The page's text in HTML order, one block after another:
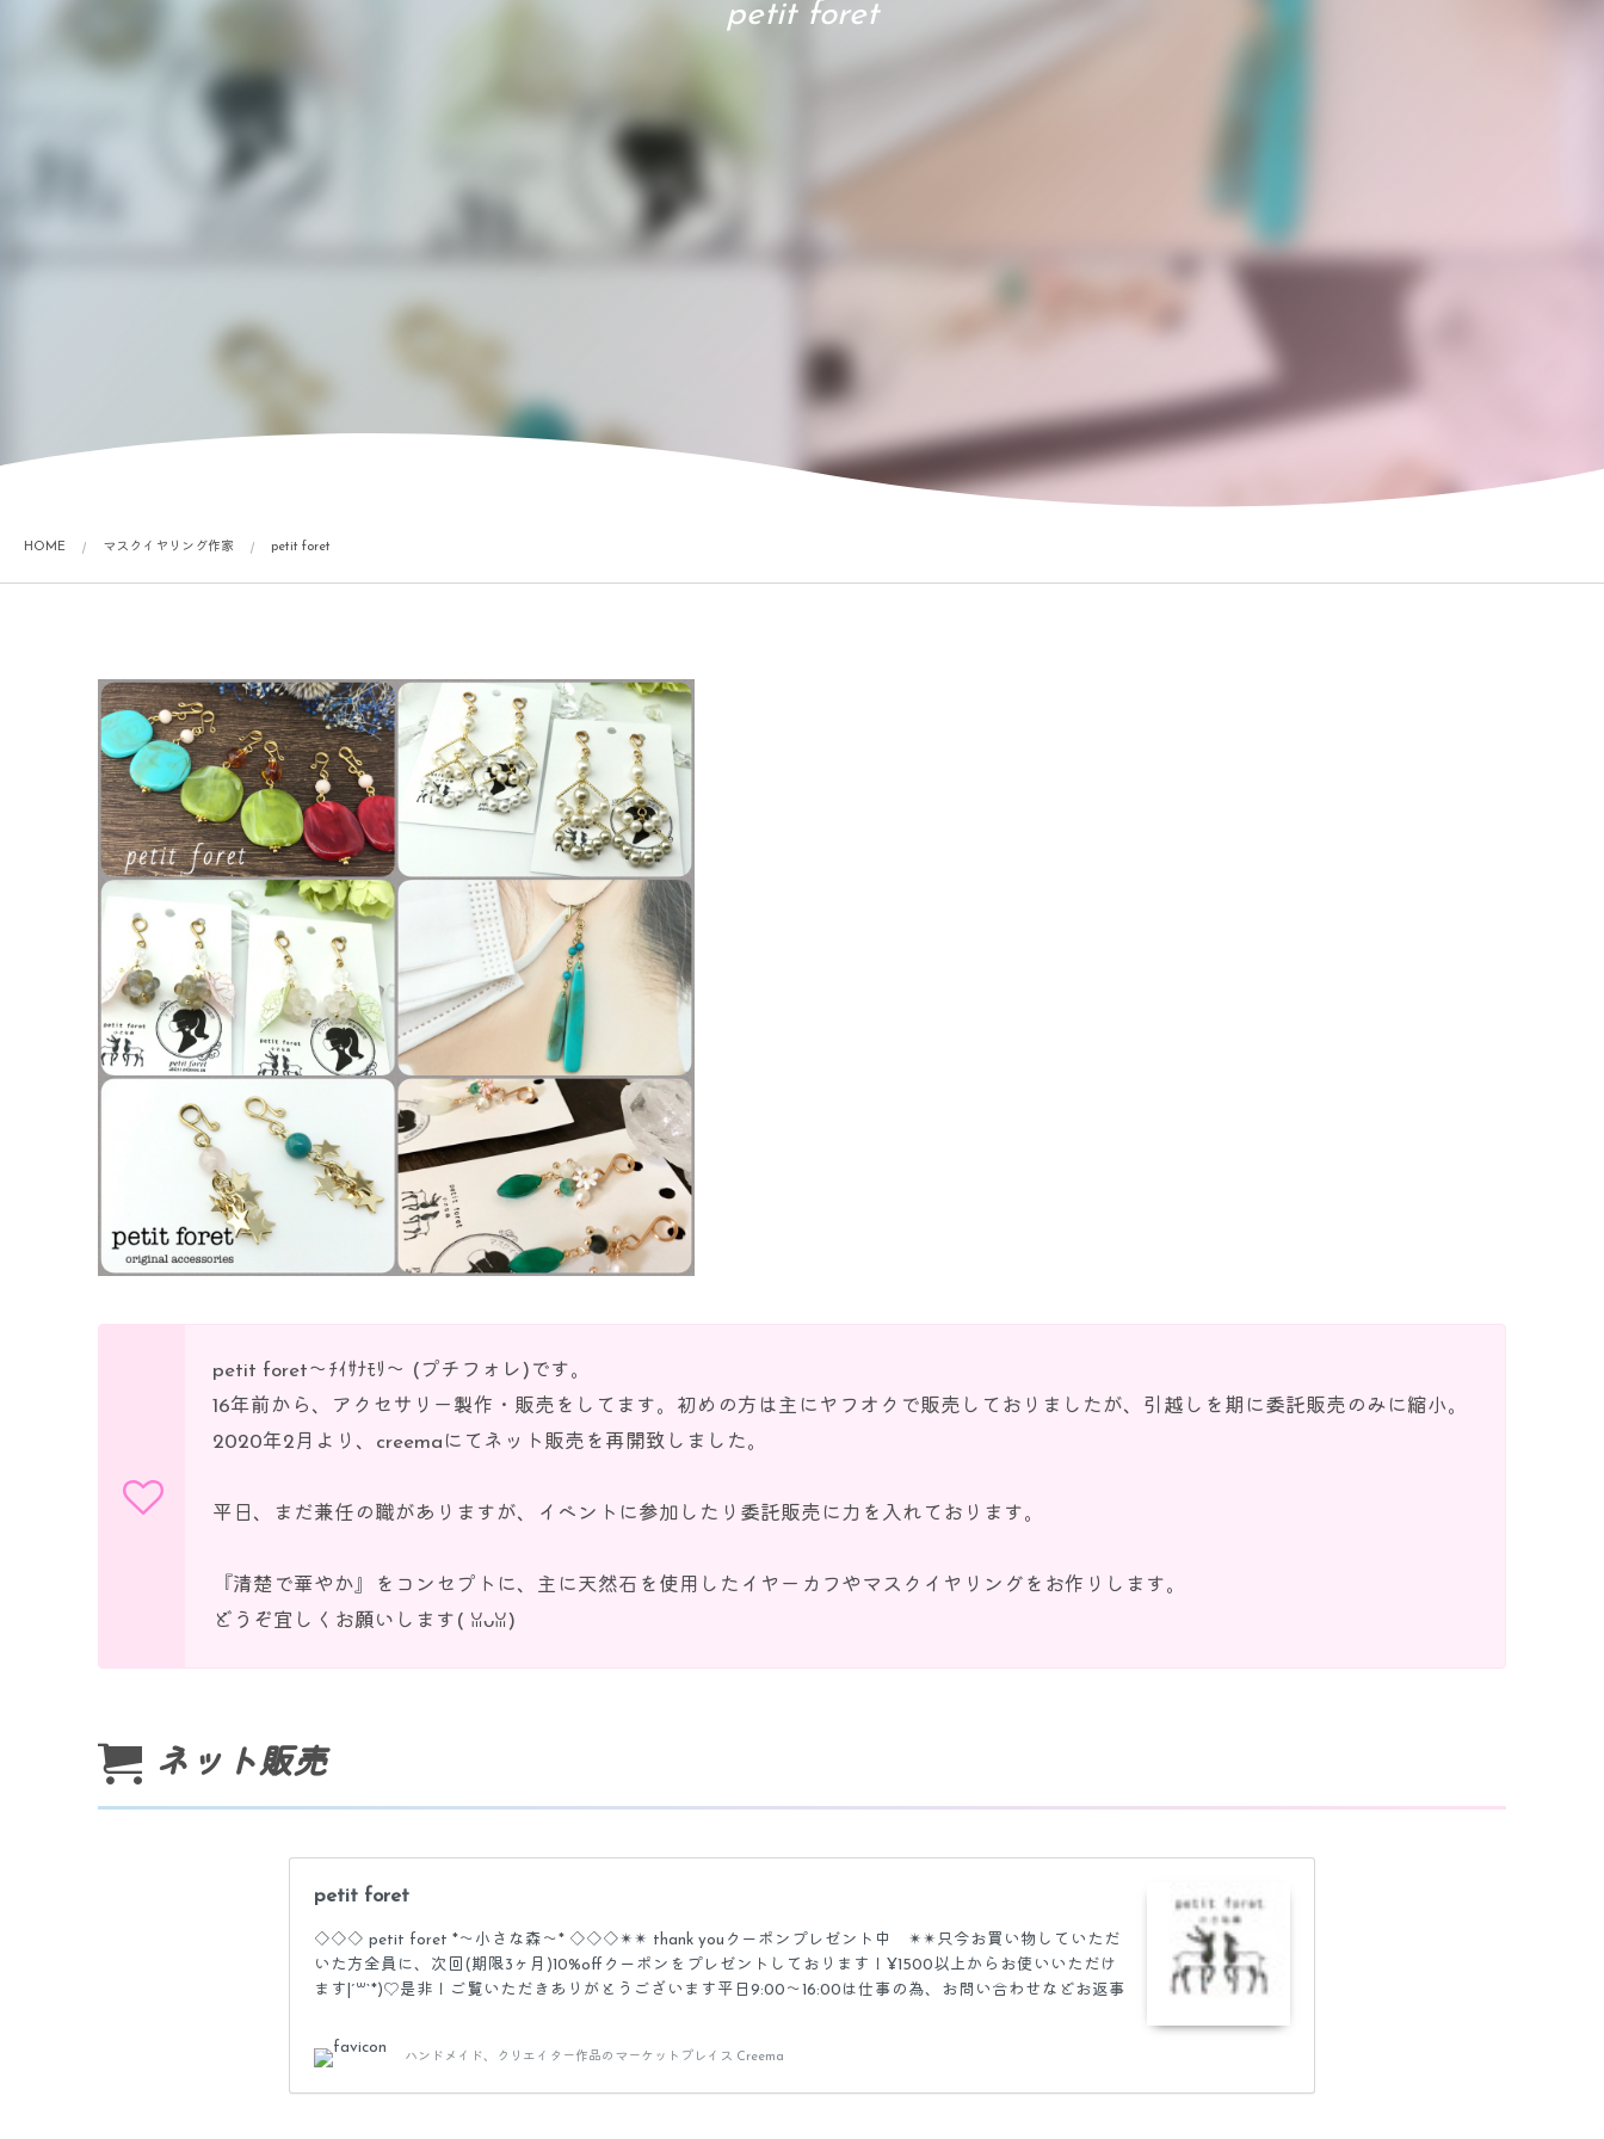
petit foret
HOME マスクイヤリング作家 petit foret
petit foret〜ﾁｲｻﾅﾓﾘ〜 (プチフォレ)です。
16年前から、アクセサリー製作・販売をしてます。初めの方は主にヤフオクで販売しておりましたが、引越しを期に委託販売のみに縮小。
2020年2月より、creemaにてネット販売を再開致しました。
平日、まだ兼任の職がありますが、イベントに参加したり委託販売に力を入れております。
『清楚で華やか』をコンセプトに、主に天然石を使用したイヤーカフやマスクイヤリングをお作りします。
どうぞ宜しくお願いします( ꈍᴗꈍ)
ネット販売
petit foret
◇◇◇ petit foret *〜小さな森〜* ◇◇◇✴︎✴︎ thank youクーポンプレゼント中 ✴︎✴︎只今お買い物していただ
いた方全員に、次回(期限3ヶ月)10%offクーポンをプレゼントしております！¥1500以上からお使いいただけ
ます|´꒳`*)♡是非！ご覧いただきありがとうございます平日9:00〜16:00は仕事の為、お問い合わせなどお返事
れます。ご不便をおかけしますが、どうぞ宜しくお願いします。◇◇◇ petit foret作品・活動について
◇◇◇ここ4年ほど…大きなハンドメイドイベントに参加させていただき、より沢山のお客様との対面販売を
経験させていただいておりますm(_ _)m毎度、『ネット販売はありますか？』と、嬉しいお尋ねいただくので
ハンドメイド、クリエイター作品のマーケットプレイス Creema